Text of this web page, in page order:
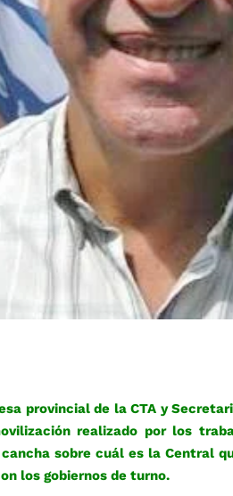
provincial de la CTA y
realizado por los
sobre cuál es la Central
los gobiernos de turno.